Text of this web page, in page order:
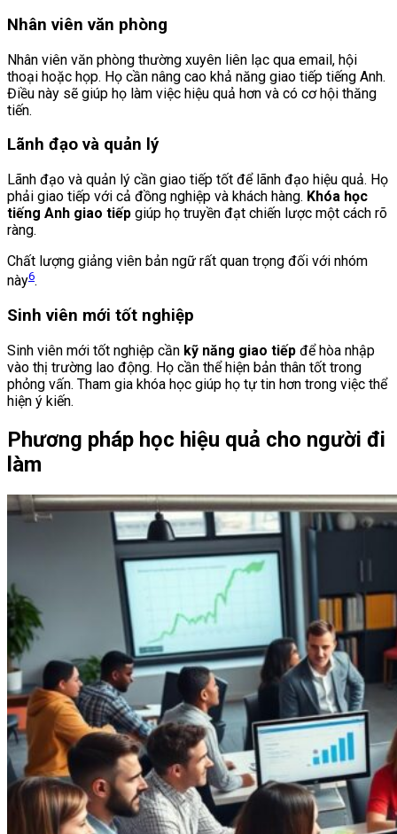
Nhân viên văn phòng
Nhân viên văn phòng thường xuyên liên lạc qua email, hội
thoại hoặc họp. Họ cần nâng cao khả năng giao tiếp tiếng Anh.
Điều này sẽ giúp họ làm việc hiệu quả hơn và có cơ hội thăng
tiến.
Lãnh đạo và quản lý
Lãnh đạo và quản lý cần giao tiếp tốt để lãnh đạo hiệu quả. Họ
phải giao tiếp với cả đồng nghiệp và khách hàng. Khóa học
tiếng Anh giao tiếp giúp họ truyền đạt chiến lược một cách rõ
ràng.
Chất lượng giảng viên bản ngữ rất quan trọng đối với nhóm
này6.
Sinh viên mới tốt nghiệp
Sinh viên mới tốt nghiệp cần kỹ năng giao tiếp để hòa nhập
vào thị trường lao động. Họ cần thể hiện bản thân tốt trong
phỏng vấn. Tham gia khóa học giúp họ tự tin hơn trong việc thể
hiện ý kiến.
Phương pháp học hiệu quả cho người đi
làm